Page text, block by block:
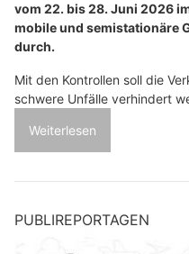
vom 22. bis 28. Juni 2026
mobile und semistationäre
durch.
Mit den Kontrollen soll die
schwere Unfälle verhindert
Weiterlesen
PUBLIREPORTAGEN